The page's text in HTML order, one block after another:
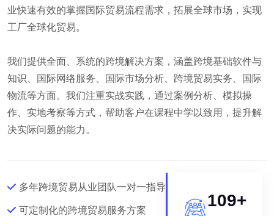
业快速有效的掌握国际贸易流程需求，拓展全球市场，实现
工厂全球化贸易。
我们提供全面、系统的跨境解决方案，涵盖跨境基础软件与
知识、国际网络服务、国际市场分析、跨境贸易实务、国际
物流等方面。我们注重实战实践，通过案例分析、模拟操
作、实地考察等方式，帮助客户在课程中学以致用，提升解
决实际问题的能力。
多年跨境贸易从业团队一对一指导
可定制化的跨境贸易服务方案
130+